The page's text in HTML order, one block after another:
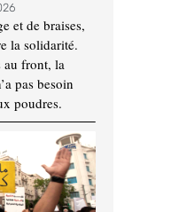
et de braises,
la solidarité.
au front, la
pas besoin
poudres.